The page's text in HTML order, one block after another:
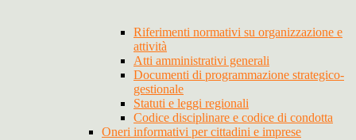
Riferimenti normativi su organizzazione e
attività
Atti amministrativi generali
Documenti di programmazione strategico-
gestionale
Statuti e leggi regionali
Codice disciplinare e codice di condotta
Oneri informativi per cittadini e imprese